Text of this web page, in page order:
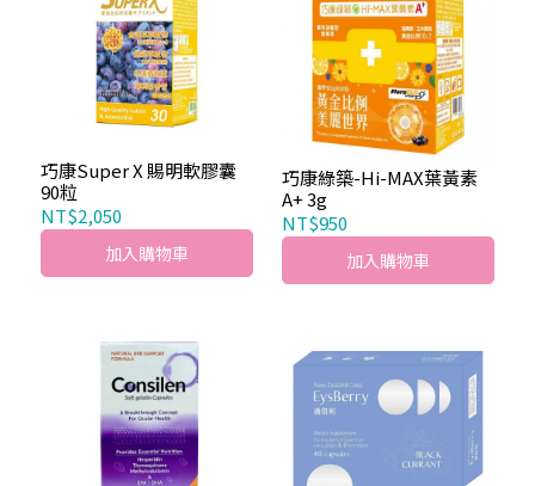
巧康Super X 賜明軟膠囊
90粒
NT$2,050
加入購物車
巧康綠築-Hi-MAX葉黃素
A+ 3g
NT$950
加入購物車